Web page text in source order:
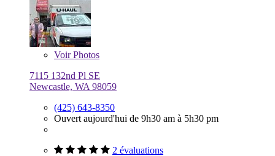
VoirPhotos
7115 132nd Pl SE
Newcastle, WA 98059
(425) 643-8350
Ouvert aujourd'hui de 9h30 am à 5h30 pm
2 évaluations